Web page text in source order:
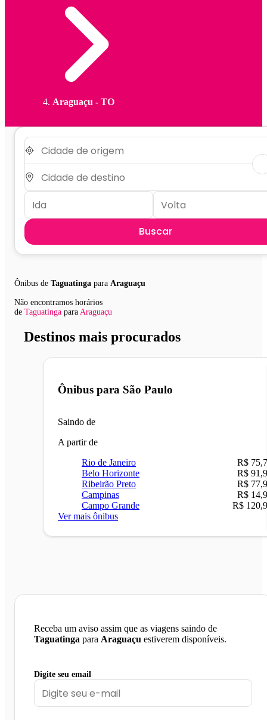
Araguaçu - TO
Buscar
Ônibus de Taguatinga para Araguaçu
Não encontramos horários
de Taguatinga para Araguaçu
Destinos mais procurados
Ônibus para São Paulo
Saindo de
A partir de
Rio de Janeiro
R$
Belo Horizonte
R$
Ribeirão Preto
R$
Campinas
R$
Campo Grande
R$
Ver mais ônibus
Receba um aviso assim que as viagens saindo de
Taguatinga para Araguaçu estiverem disponíveis.
Digite seu email